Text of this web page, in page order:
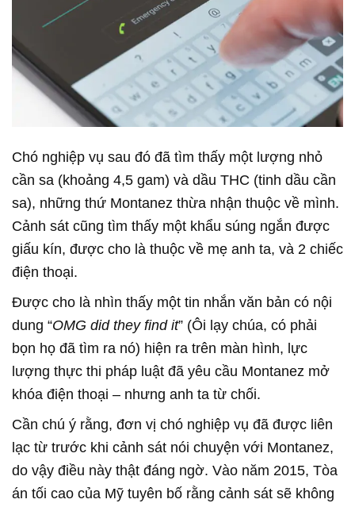
Chó nghiệp vụ sau đó đã tìm thấy một lượng nhỏ
cần sa (khoảng 4,5 gam) và dầu THC (tinh dầu cần
sa), những thứ Montanez thừa nhận thuộc về mình.
Cảnh sát cũng tìm thấy một khẩu súng ngắn được
giấu kín, được cho là thuộc về mẹ anh ta, và 2 chiếc
điện thoại.
Được cho là nhìn thấy một tin nhắn văn bản có nội
dung “OMG did they find it” (Ôi lạy chúa, có phải
bọn họ đã tìm ra nó) hiện ra trên màn hình, lực
lượng thực thi pháp luật đã yêu cầu Montanez mở
khóa điện thoại – nhưng anh ta từ chối.
Cần chú ý rằng, đơn vị chó nghiệp vụ đã được liên
lạc từ trước khi cảnh sát nói chuyện với Montanez,
do vậy điều này thật đáng ngờ. Vào năm 2015, Tòa
án tối cao của Mỹ tuyên bố rằng cảnh sát sẽ không